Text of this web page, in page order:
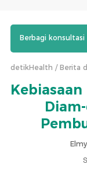
Berbagi
detikHealth Berita